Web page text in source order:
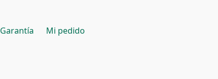
Garantía Mi pedido